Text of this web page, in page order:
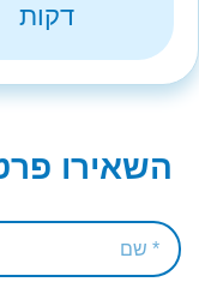
דקות
השאירו